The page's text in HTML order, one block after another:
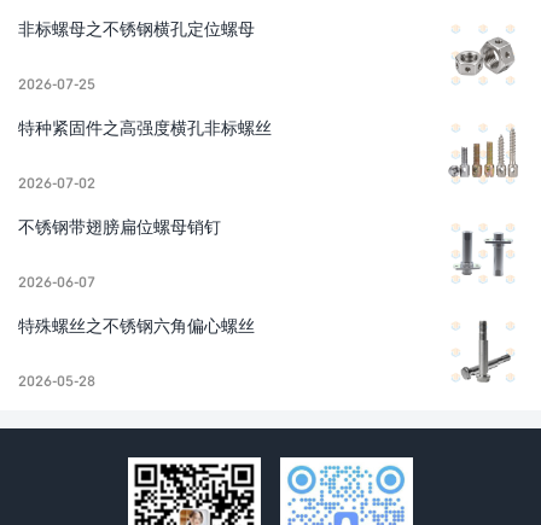
非标螺母之不锈钢横孔定位螺母
2026-07-25
特种紧固件之高强度横孔非标螺丝
2026-07-02
不锈钢带翅膀扁位螺母销钉
2026-06-07
特殊螺丝之不锈钢六角偏心螺丝
2026-05-28